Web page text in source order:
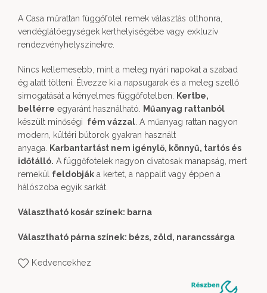
A Casa műrattan függőfotel remek választás otthonra,
vendéglátóegységek kerthelyiségébe vagy exkluzív
rendezvényhelyszínekre.
Nincs kellemesebb, mint a meleg nyári napokat a szabad
ég alatt tölteni. Élvezze ki a napsugarak és a meleg szellő
simogatását a kényelmes függőfotelben.
Kertbe,
beltérre egyaránt használható.
Műanyag rattanból
készült minőségi fém vázzal . A műanyag rattan nagyon
modern, kültéri bútorok gyakran használt
anyaga.
Karbantartást nem igénylő, könnyű, tartós és
időtálló. A függőfotelek nagyon divatosak manapság, mert
remekül feldobják a kertet, a nappalit vagy éppen a
hálószoba egyik sarkát.
Választható kosár színek: barna
Választható párna színek: bézs, zöld, narancssárga
Kedvencekhez